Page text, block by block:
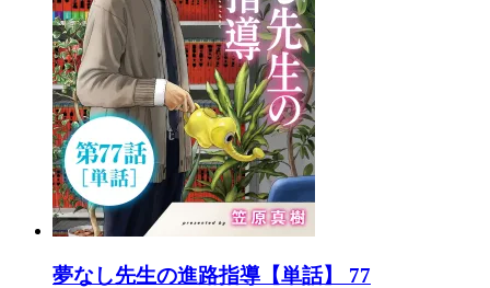
夢なし先生の進路指導【単話】 77